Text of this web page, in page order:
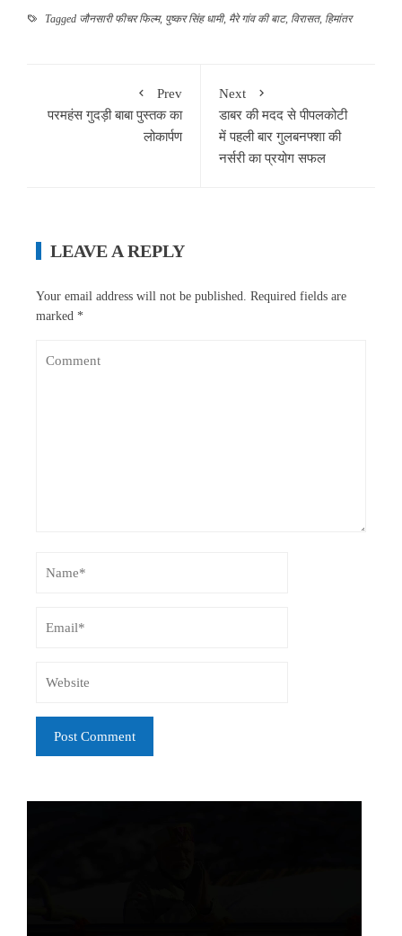
Tagged जौनसारी फीचर फिल्म, पुष्कर सिंह धामी, मैरे गांव की बाट, विरासत, हिमांतर
Prev
परमहंस गुदड़ी बाबा पुस्तक का
लोकार्पण
Next
डाबर की मदद से पीपलकोटी
में पहली बार गुलबनफ्शा की
नर्सरी का प्रयोग सफल
LEAVE A REPLY
Your email address will not be published.
Required fields are
marked *